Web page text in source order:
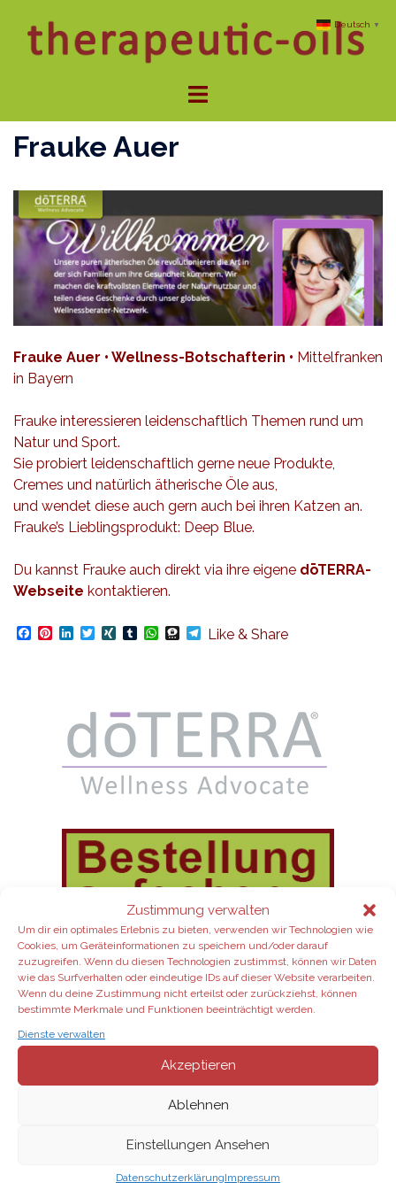
Zustimmung verwalten
Um dir ein optimales Erlebnis zu bieten, verwenden wir Technologien wie
Cookies, um Geräteinformationen zu speichern und/oder darauf
zuzugreifen. Wenn du diesen Technologien zustimmst, können wir Daten
wie das Surfverhalten oder eindeutige IDs auf dieser Website verarbeiten.
Wenn du deine Zustimmung nicht erteilst oder zurückziehst, können
bestimmte Merkmale und Funktionen beeinträchtigt werden.
Dienste verwalten
Akzeptieren
Ablehnen
Einstellungen Ansehen
DatenschutzerklärungImpressum
Inhalt
springen
Menü
Frauke Auer
Frauke Auer • Wellness-Botschafterin • Mittelfranken
in Bayern
Frauke interessieren leidenschaftlich Themen rund um
Natur und Sport.
Sie probiert leidenschaftlich gerne neue Produkte,
Cremes und natürlich ätherische Öle aus,
und wendet diese auch gern auch bei ihren Katzen an.
Frauke’s Lieblingsprodukt: Deep Blue.
Du kannst Frauke auch direkt via ihre eigene dōTERRA-
Webseite kontaktieren.
Facebook
Pinterest
LinkedIn
TwitterXINGTumblrWhatsApp
Threema
Telegram
Like & Share
Wähle für deinen Aroma-Start zum
Beispiel das Home-Essentials-Kit mit
den wichtigsten ätherischen Ölen
einzelne Produktein meinem
dōTERRA-Shop hinzu.Gerne berate ich
dich dabei.
Aktuelle Angebote:
Deutsch ▼